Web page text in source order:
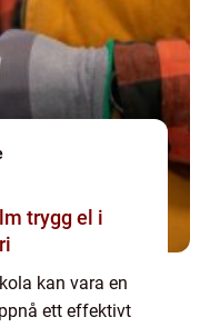
i
kan vara en
ett effektivt